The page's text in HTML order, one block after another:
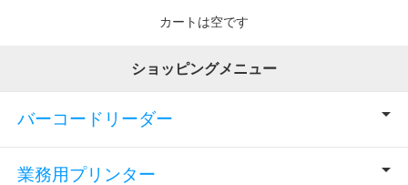
カートは空です
ショッピングメニュー
バーコードリーダー
業務用プリンター